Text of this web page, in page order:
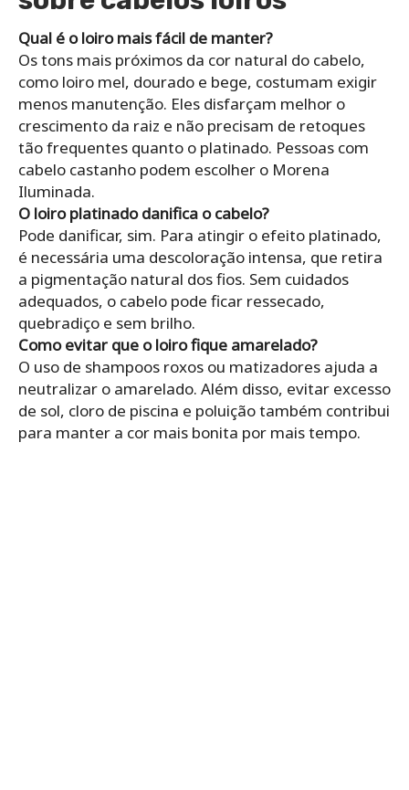
Qual é o loiro mais fácil de manter?
Os tons mais próximos da cor natural do cabelo,
como loiro mel, dourado e bege, costumam exigir
menos manutenção. Eles disfarçam melhor o
crescimento da raiz e não precisam de retoques
tão frequentes quanto o platinado. Pessoas com
cabelo castanho podem escolher o Morena
Iluminada.
O loiro platinado danifica o cabelo?
Pode danificar, sim. Para atingir o efeito platinado,
é necessária uma descoloração intensa, que retira
a pigmentação natural dos fios. Sem cuidados
adequados, o cabelo pode ficar ressecado,
quebradiço e sem brilho.
Como evitar que o loiro fique amarelado?
O uso de shampoos roxos ou matizadores ajuda a
neutralizar o amarelado. Além disso, evitar excesso
de sol, cloro de piscina e poluição também contribui
para manter a cor mais bonita por mais tempo.